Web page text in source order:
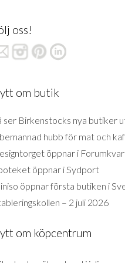
oss!
om butik
ser Birkenstocks nya butiker
hubb för mat och
öppnar i
öppnar i Sydport
öppnar första butiken i
– 2 juli 2026
om köpcentrum